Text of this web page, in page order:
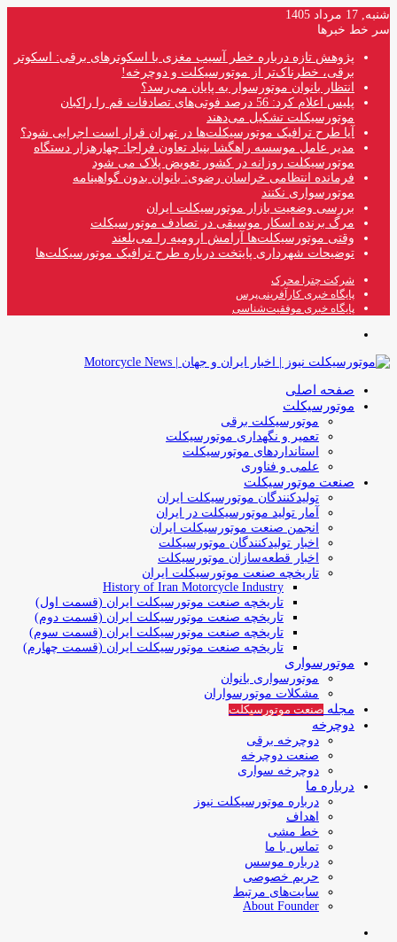
شنبه, 17 مرداد 1405
سر خط خبرها
پژوهش تازه درباره خطر آسیب مغزی با اسکوترهای برقی: اسکوتر
برقی، خطرناک‌تر از موتورسیکلت و دوچرخه!
انتظار بانوان موتورسوار به پایان می‌رسد؟
پلیس اعلام کرد: 56 درصد فوتی‌های تصادفات قم را راکبان
موتورسیکلت تشکیل می‌دهند
آیا طرح ترافیک موتورسیکلت‌ها در تهران قرار است اجرایی شود؟
مدیر عامل موسسه راهگشا بنیاد تعاون فراجا: چهارهزار دستگاه
موتورسیکلت روزانه در کشور تعویض پلاک می شود
فرمانده انتظامی خراسان رضوی: بانوان بدون گواهینامه
موتورسواری نکنند
بررسی وضعیت بازار موتورسیکلت ایران
مرگ برنده اسکار موسیقی در تصادف موتورسیکلت
وقتی موتورسیکلت‌ها آرامش ارومیه را می‌بلعند
توضیحات شهرداری پایتخت درباره طرح ترافیک موتورسیکلت‌ها
شرکت چترا محرک
پایگاه خبری کارآفرینی‌پرس
پایگاه خبری موفقیت‌شناسی
صفحه اصلی
موتورسیکلت
موتورسیکلت برقی
تعمیر و نگهداری موتورسیکلت
استانداردهای موتورسیکلت
علمی و فناوری
صنعت موتورسیکلت
تولیدکنندگان موتورسیکلت ایران
آمار تولید موتورسیکلت در ایران
انجمن صنعت موتورسیکلت ایران
اخبار تولیدکنندگان موتورسیکلت
اخبار قطعه‌سازان موتورسیکلت
تاریخچه صنعت موتورسیکلت ایران
History of Iran Motorcycle Industry
تاریخچه صنعت موتورسیکلت ایران (قسمت اول)
تاریخچه صنعت موتورسیکلت ایران (قسمت دوم)
تاریخچه صنعت موتورسیکلت ایران (قسمت سوم)
تاریخچه صنعت موتورسیکلت ایران (قسمت چهارم)
موتورسواری
موتورسواری بانوان
مشکلات موتورسواران
مجله صنعت موتورسیکلت
دوچرخه
دوچرخه برقی
صنعت دوچرخه
دوچرخه سواری
درباره ما
درباره موتورسیکلت نیوز
اهداف
خط مشی
تماس با ما
درباره موسس
حریم خصوصی
سایت‌های مرتبط
About Founder